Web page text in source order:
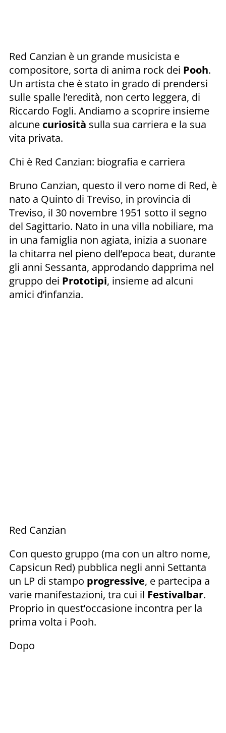
Red Canzian è un grande musicista e
compositore, sorta di anima rock dei Pooh.
Un artista che è stato in grado di prendersi
sulle spalle l’eredità, non certo leggera, di
Riccardo Fogli. Andiamo a scoprire insieme
alcune curiosità sulla sua carriera e la sua
vita privata.
Chi è Red Canzian: biografia e carriera
Bruno Canzian, questo il vero nome di Red, è
nato a Quinto di Treviso, in provincia di
Treviso, il 30 novembre 1951 sotto il segno
del Sagittario. Nato in una villa nobiliare, ma
in una famiglia non agiata, inizia a suonare
la chitarra nel pieno dell’epoca beat, durante
gli anni Sessanta, approdando dapprima nel
gruppo dei Prototipi, insieme ad alcuni
amici d’infanzia.
Red Canzian
Con questo gruppo (ma con un altro nome,
Capsicun Red) pubblica negli anni Settanta
un LP di stampo progressive, e partecipa a
varie manifestazioni, tra cui il Festivalbar.
Proprio in quest’occasione incontra per la
prima volta i Pooh.
Dopo